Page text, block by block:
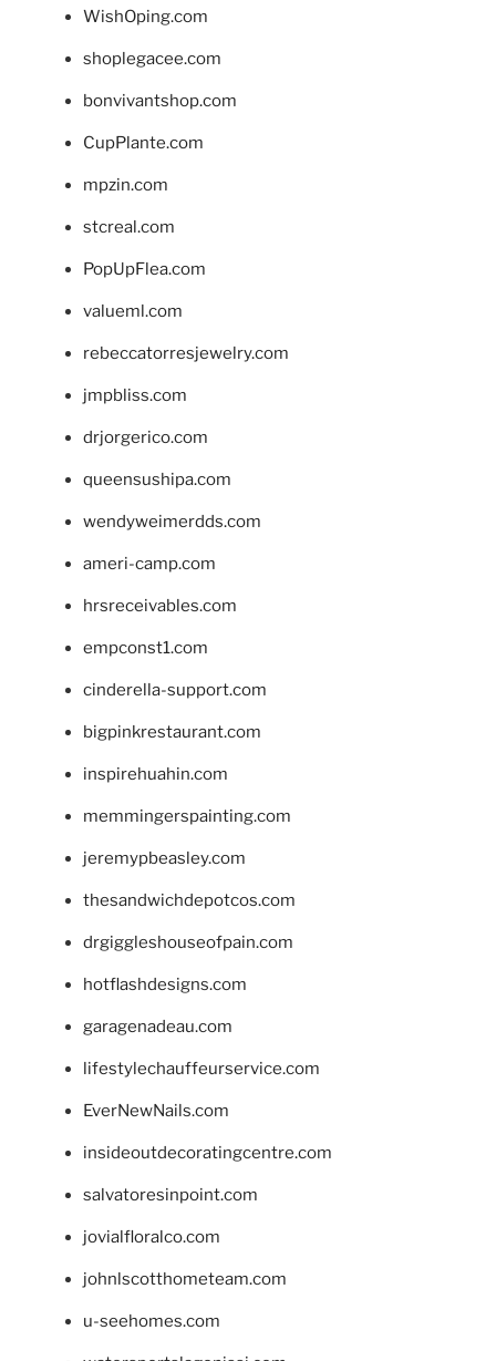
WishOping.com
shoplegacee.com
bonvivantshop.com
CupPlante.com
mpzin.com
stcreal.com
PopUpFlea.com
valueml.com
rebeccatorresjewelry.com
jmpbliss.com
drjorgerico.com
queensushipa.com
wendyweimerdds.com
ameri-camp.com
hrsreceivables.com
empconst1.com
cinderella-support.com
bigpinkrestaurant.com
inspirehuahin.com
memmingerspainting.com
jeremypbeasley.com
thesandwichdepotcos.com
drgiggleshouseofpain.com
hotflashdesigns.com
garagenadeau.com
lifestylechauffeurservice.com
EverNewNails.com
insideoutdecoratingcentre.com
salvatoresinpoint.com
jovialfloralco.com
johnlscotthometeam.com
u-seehomes.com